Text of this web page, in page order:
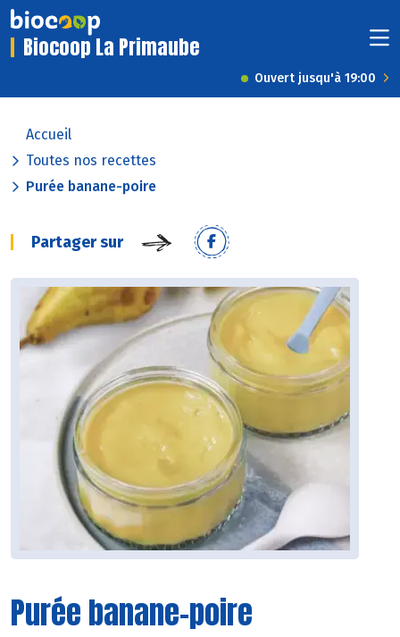
Biocoop La Primaube
Ouvert jusqu'à 19:00
Accueil
Toutes nos recettes
Purée banane-poire
Partager sur
Purée banane-poire